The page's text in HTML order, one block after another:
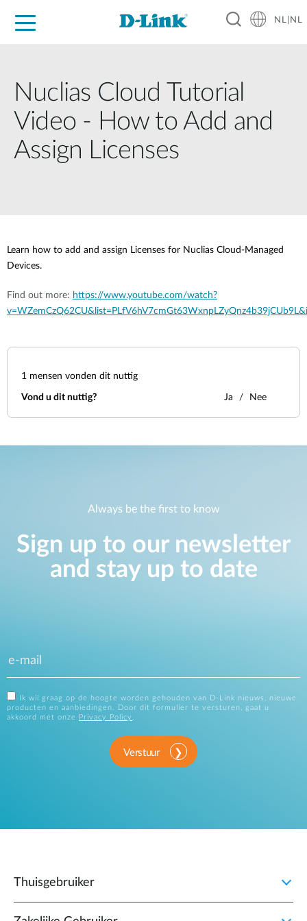
NL|NL
Nuclias Cloud Tutorial
Video - How to Add and
Assign Licenses
Learn how to add and assign Licenses for Nuclias Cloud-Managed
Devices.
Find out more: https://www.youtube.com/watch?
1 mensen vonden dit nuttig
Vond u dit nuttig? Ja Nee
Always be the first to know
Sign up to our newsletter
and stay up to date
Ik wil graag op de hoogte worden gehouden van D-Link nieuws, nieuwe
producten en aanbiedingen. Door dit formulier te versturen, gaat u
akkoord met onze
Privacy Policy .
Verstuur
Thuisgebruiker